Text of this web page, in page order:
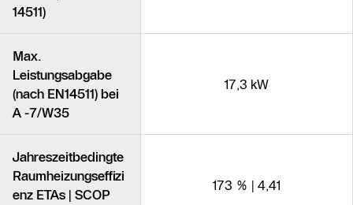
14511)
Max.
Leistungsabgabe
(nach EN14511) bei
A -7/W35
17,3 kW
Jahreszeitbedingte
Raumheizungseffizi
enz ETAs | SCOP
173 % | 4,41